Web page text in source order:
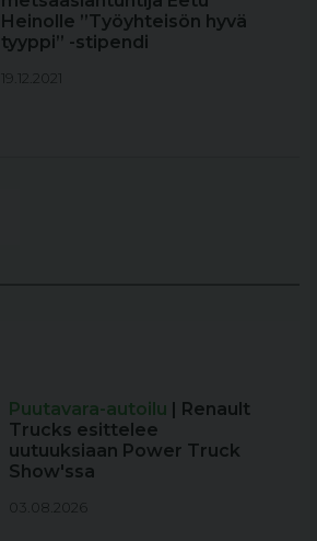
Heinolle ”Työyhteisön hyvä
tyyppi” -stipendi
19.12.2021
Puutavara-autoilu | Renault
Trucks esittelee
uutuuksiaan Power Truck
Show'ssa
03.08.2026